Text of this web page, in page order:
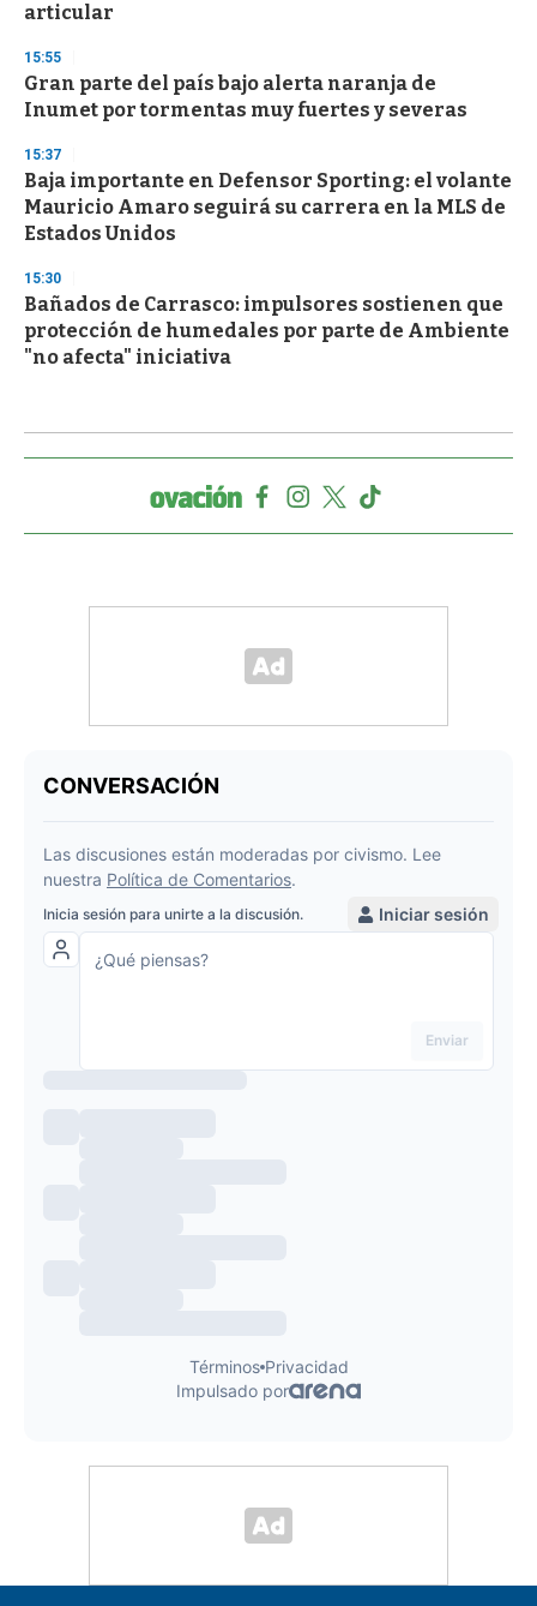
articular
15:55
Gran parte del país bajo alerta naranja de
Inumet por tormentas muy fuertes y severas
15:37
Baja importante en Defensor Sporting: el volante
Mauricio Amaro seguirá su carrera en la MLS de
Estados Unidos
15:30
Bañados de Carrasco: impulsores sostienen que
protección de humedales por parte de Ambiente
"no afecta" iniciativa